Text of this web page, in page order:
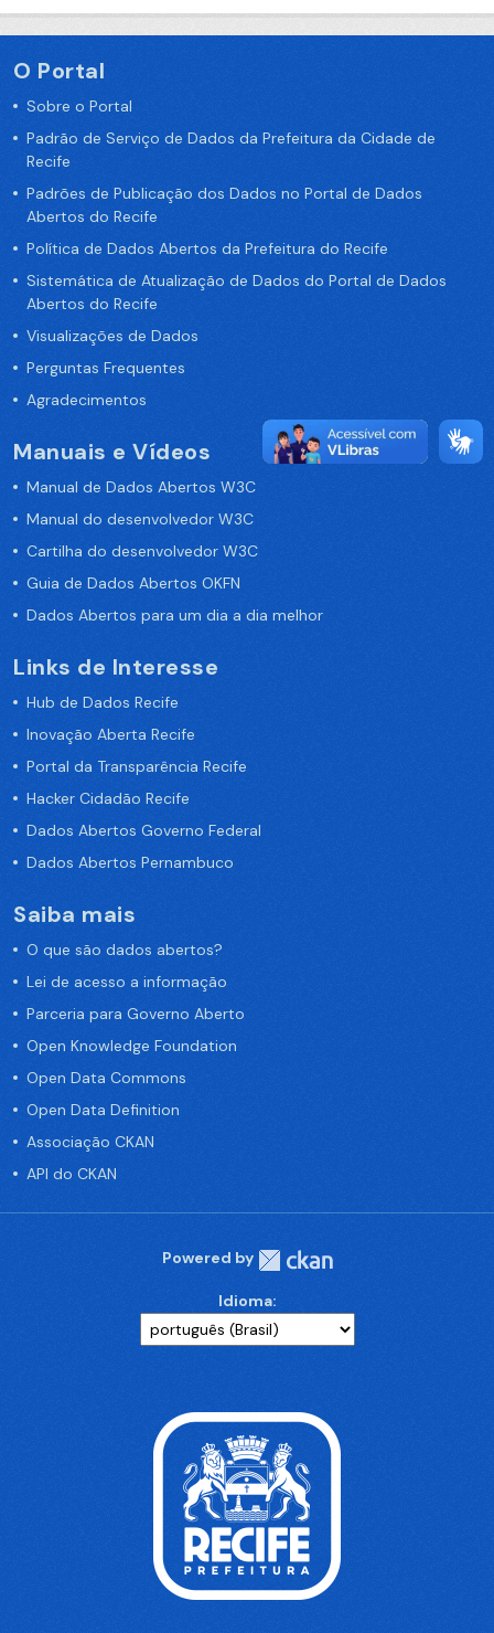
O Portal
Sobre o Portal
Padrão de Serviço de Dados da Prefeitura da Cidade de
Recife
Padrões de Publicação dos Dados no Portal de Dados
Abertos do Recife
Política de Dados Abertos da Prefeitura do Recife
Sistemática de Atualização de Dados do Portal de Dados
Abertos do Recife
Visualizações de Dados
Perguntas Frequentes
Agradecimentos
Manuais e Vídeos
Manual de Dados Abertos W3C
Manual do desenvolvedor W3C
Cartilha do desenvolvedor W3C
Guia de Dados Abertos OKFN
Dados Abertos para um dia a dia melhor
Links de Interesse
Hub de Dados Recife
Inovação Aberta Recife
Portal da Transparência Recife
Hacker Cidadão Recife
Dados Abertos Governo Federal
Dados Abertos Pernambuco
Saiba mais
O que são dados abertos?
Lei de acesso a informação
Parceria para Governo Aberto
Open Knowledge Foundation
Open Data Commons
Open Data Definition
Associação CKAN
API do CKAN
Powered by
Idioma